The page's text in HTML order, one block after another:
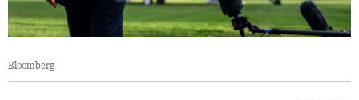
Bloomberg